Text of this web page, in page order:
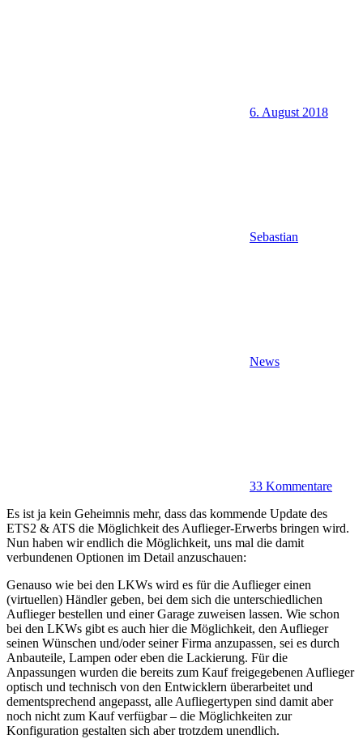
6. August 2018
Sebastian
News
33 Kommentare
Es ist ja kein Geheimnis mehr, dass das kommende Update des
ETS2 & ATS die Möglichkeit des Auflieger-Erwerbs bringen wird.
Nun haben wir endlich die Möglichkeit, uns mal die damit
verbundenen Optionen im Detail anzuschauen:
Genauso wie bei den LKWs wird es für die Auflieger einen
(virtuellen) Händler geben, bei dem sich die unterschiedlichen
Auflieger bestellen und einer Garage zuweisen lassen. Wie schon
bei den LKWs gibt es auch hier die Möglichkeit, den Auflieger
seinen Wünschen und/oder seiner Firma anzupassen, sei es durch
Anbauteile, Lampen oder eben die Lackierung. Für die
Anpassungen wurden die bereits zum Kauf freigegebenen Auflieger
optisch und technisch von den Entwicklern überarbeitet und
dementsprechend angepasst, alle Aufliegertypen sind damit aber
noch nicht zum Kauf verfügbar – die Möglichkeiten zur
Konfiguration gestalten sich aber trotzdem unendlich.